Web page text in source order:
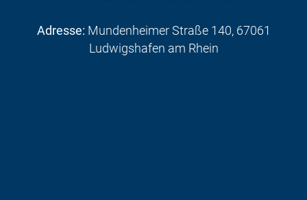
Adresse: Mundenheimer Straße 140, 67061
Ludwigshafen am Rhein